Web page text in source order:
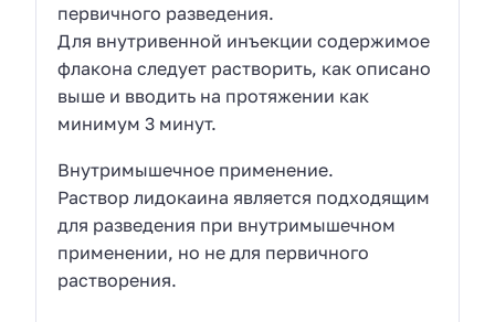
первичного разведения.
Для внутривенной инъекции содержимое
флакона следует растворить, как описано
выше и вводить на протяжении как
минимум 3 минут.
Внутримышечное применение.
Раствор лидокаина является подходящим
для разведения при внутримышечном
применении, но не для первичного
растворения.